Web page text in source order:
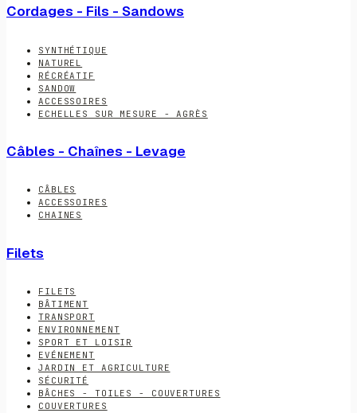
Cordages - Fils - Sandows
SYNTHÉTIQUE
NATUREL
RÉCRÉATIF
SANDOW
ACCESSOIRES
ECHELLES SUR MESURE - AGRÈS
Câbles - Chaînes - Levage
CÂBLES
ACCESSOIRES
CHAINES
Filets
FILETS
BÂTIMENT
TRANSPORT
ENVIRONNEMENT
SPORT ET LOISIR
EVÉNEMENT
JARDIN ET AGRICULTURE
SÉCURITÉ
BÂCHES - TOILES - COUVERTURES
COUVERTURES